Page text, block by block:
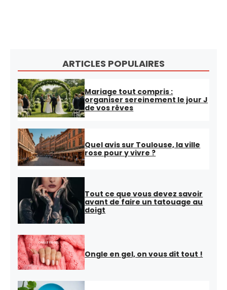
ARTICLES POPULAIRES
Mariage tout compris :
organiser sereinement le jour J
de vos rêves
Quel avis sur Toulouse, la ville
rose pour y vivre ?
Tout ce que vous devez savoir
avant de faire un tatouage au
doigt
Ongle en gel, on vous dit tout !